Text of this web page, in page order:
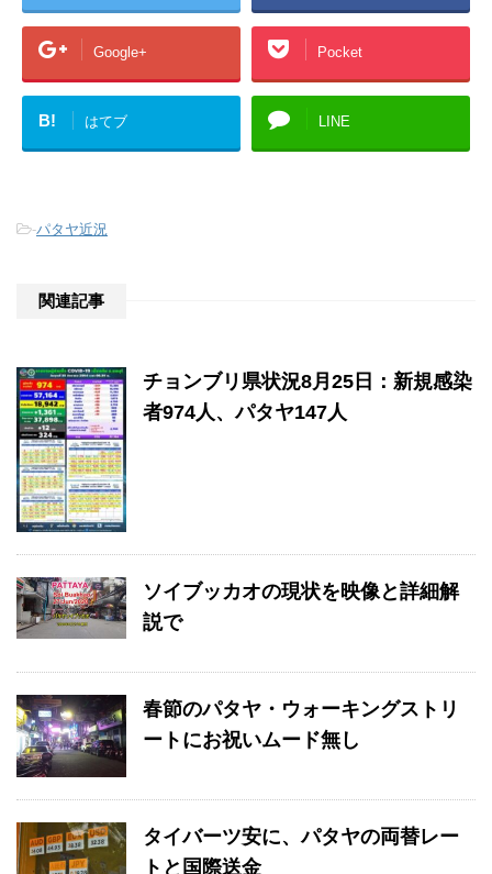
Google+ Pocket
B! はてブ LINE
-パタヤ近況
関連記事
チョンブリ県状況8月25日：新規感染
者974人、パタヤ147人
ソイブッカオの現状を映像と詳細解
説で
春節のパタヤ・ウォーキングストリ
ートにお祝いムード無し
タイバーツ安に、パタヤの両替レー
トと国際送金